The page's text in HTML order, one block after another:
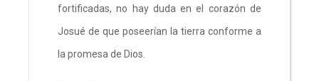
fortificadas, no hay duda en el corazón de
Josué de que poseerían la tierra conforme a
la promesa de Dios.